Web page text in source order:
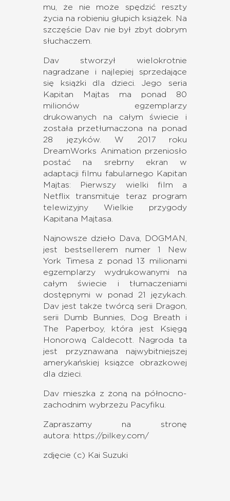
mu, że nie może spędzić reszty
życia na robieniu głupich książek. Na
szczęście Dav nie był zbyt dobrym
słuchaczem.
Dav stworzył wielokrotnie
nagradzane i najlepiej sprzedające
się książki dla dzieci. Jego seria
Kapitan Majtas ma ponad 80
milionów egzemplarzy
drukowanych na całym świecie i
została przetłumaczona na ponad
28 języków. W 2017 roku
DreamWorks Animation przeniosło
postać na srebrny ekran w
adaptacji filmu fabularnego Kapitan
Majtas: Pierwszy wielki film a
Netflix transmituje teraz program
telewizyjny Wielkie przygody
Kapitana Majtasa.
Najnowsze dzieło Dava, DOGMAN,
jest bestsellerem numer 1 New
York Timesa z ponad 13 milionami
egzemplarzy wydrukowanymi na
całym świecie i tłumaczeniami
dostępnymi w ponad 21 językach.
Dav jest także twórcą serii Dragon,
serii Dumb Bunnies, Dog Breath i
The Paperboy, która jest Księgą
Honorową Caldecott. Nagroda ta
jest przyznawana najwybitniejszej
amerykańskiej książce obrazkowej
dla dzieci.
Dav mieszka z żoną na północno-
zachodnim wybrzeżu Pacyfiku.
Zapraszamy na stronę
autora: https://pilkey.com/
zdjęcie (c) Kai Suzuki